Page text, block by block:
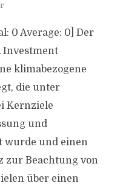
0 Average: 0] Der
Investment
klimabezogene
die unter
Kernziele
und
wurde und einen
zur Beachtung von
über einen